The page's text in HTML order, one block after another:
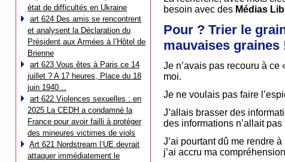
état de difficultés en Ukraine
art 624 Des amis se rencontrent
et analysent la Déclaration du
Président aux Armées à l’Hôtel de
Brienne
art 623 Vous êtes à Paris ce 14
juillet ? A 17 heures, Place du 18
juin 1940…
art 622 Violences sexuelles : en
2025 La CEDH a condamné la
France pour avoir failli à protéger
des mineures victimes de viols
Art 621 Nordstream l’UE devrait
attaquer immédiatement le
besoin avec des Médias
Pour ? Trier le
mauvaises graines
Je n’avais pas recouru à ce
moi.
Je ne voulais pas faire
J’allais brasser des
des informations n’allait pas
J’ai pourtant dû me rendre
j’ai accru ma